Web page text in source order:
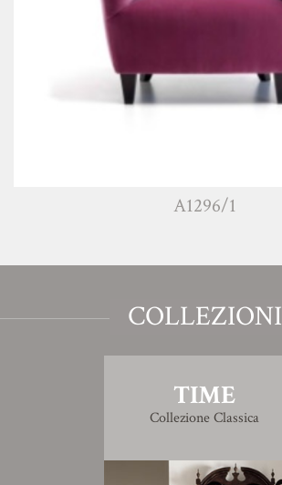
A1296/1
COLLEZIONI
TIME
Collezione Classica